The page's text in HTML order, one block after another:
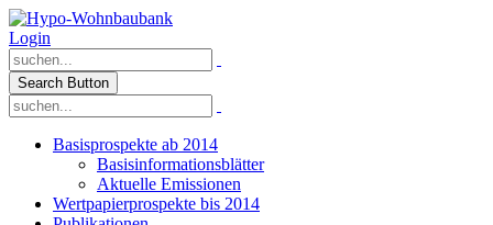
Login
Search Button
Basisprospekte ab 2014
Basisinformationsblätter
Aktuelle Emissionen
Wertpapierprospekte bis 2014